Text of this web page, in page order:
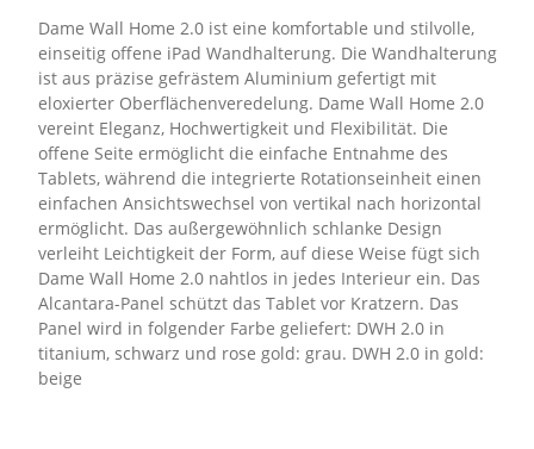
Dame Wall Home 2.0 ist eine komfortable und stilvolle,
einseitig offene iPad Wandhalterung. Die Wandhalterung
ist aus präzise gefrästem Aluminium gefertigt mit
eloxierter Oberflächenveredelung. Dame Wall Home 2.0
vereint Eleganz, Hochwertigkeit und Flexibilität. Die
offene Seite ermöglicht die einfache Entnahme des
Tablets, während die integrierte Rotationseinheit einen
einfachen Ansichtswechsel von vertikal nach horizontal
ermöglicht. Das außergewöhnlich schlanke Design
verleiht Leichtigkeit der Form, auf diese Weise fügt sich
Dame Wall Home 2.0 nahtlos in jedes Interieur ein. Das
Alcantara-Panel schützt das Tablet vor Kratzern. Das
Panel wird in folgender Farbe geliefert: DWH 2.0 in
titanium, schwarz und rose gold: grau. DWH 2.0 in gold:
beige